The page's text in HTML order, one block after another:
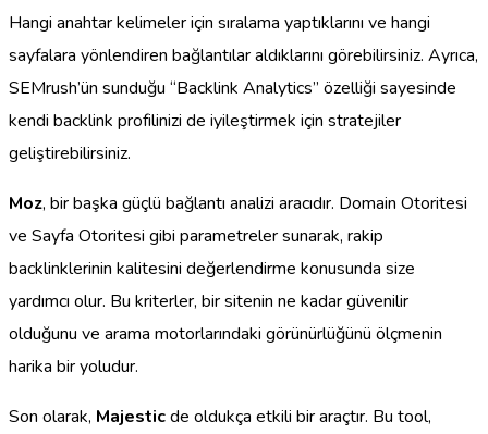
Hangi anahtar kelimeler için sıralama yaptıklarını ve hangi
sayfalara yönlendiren bağlantılar aldıklarını görebilirsiniz. Ayrıca,
SEMrush’ün sunduğu “Backlink Analytics” özelliği sayesinde
kendi backlink profilinizi de iyileştirmek için stratejiler
geliştirebilirsiniz.
Moz, bir başka güçlü bağlantı analizi aracıdır. Domain Otoritesi
ve Sayfa Otoritesi gibi parametreler sunarak, rakip
backlinklerinin kalitesini değerlendirme konusunda size
yardımcı olur. Bu kriterler, bir sitenin ne kadar güvenilir
olduğunu ve arama motorlarındaki görünürlüğünü ölçmenin
harika bir yoludur.
Son olarak, Majesticde oldukça etkili bir araçtır. Bu tool,